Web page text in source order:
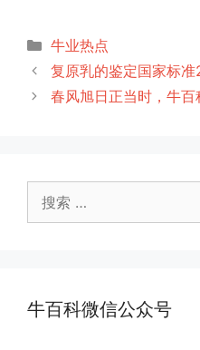
分
类
牛业热点
复原乳的鉴定国家标
春风旭日正当时，牛百
索：
牛百科微信公众号